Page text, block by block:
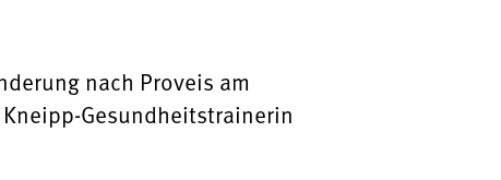
nach Proveis am
Gesundheitstrainerin